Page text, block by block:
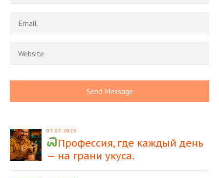
07.07.2025
Профессия, где каждый день
— на грани укуса.